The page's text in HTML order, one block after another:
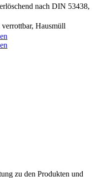
nach DIN 53438,
Hausmüll
zu den Produkten und